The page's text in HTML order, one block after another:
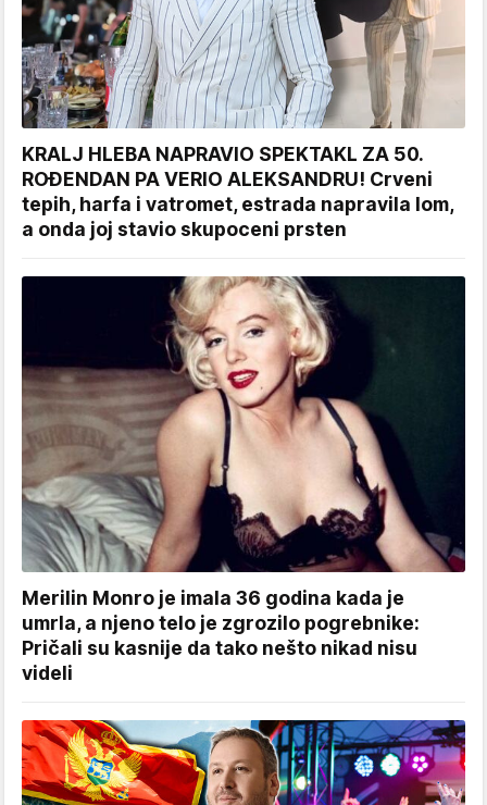
KRALJ HLEBA NAPRAVIO SPEKTAKL ZA 50.
ROĐENDAN PA VERIO ALEKSANDRU! Crveni
tepih, harfa i vatromet, estrada napravila lom,
a onda joj stavio skupoceni prsten
Merilin Monro je imala 36 godina kada je
umrla, a njeno telo je zgrozilo pogrebnike:
Pričali su kasnije da tako nešto nikad nisu
videli